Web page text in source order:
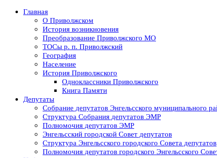
Главная
О Приволжском
История возникновения
Преобразование Приволжского МО
ТОСы р. п. Приволжский
География
Население
История Приволжского
Одноклассники Приволжского
Книга Памяти
Депутаты
Собрание депутатов Энгельсского муниципального
Структура Собрания депутатов ЭМР
Полномочия депутатов ЭМР
Энгельсский городской Совет депутатов
Структура Энгельсского городского Совета депутатов
Полномочия депутатов городского Энгельсского